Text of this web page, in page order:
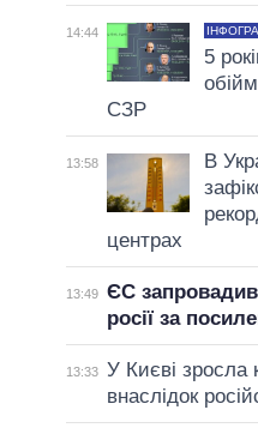
14:44
5
СЗР
13:58
В
центрах
13:49 ЄС запровадив
росії за
13:33 У Києві зросла
внаслідок